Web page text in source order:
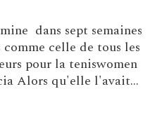
dans sept semaines
celle de tous les
pour la teniswomen
Alors qu'elle l'avait...